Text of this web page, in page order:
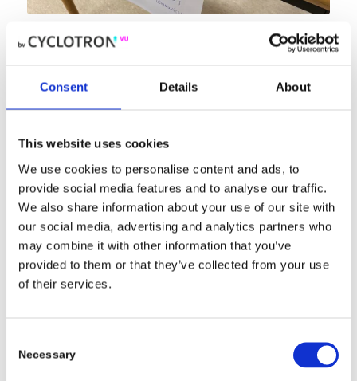
Consent Details About
This website uses cookies
We use cookies to personalise content and ads, to
provide social media features and to analyse our traffic.
We also share information about your use of our site with
our social media, advertising and analytics partners who
may combine it with other information that you’ve
provided to them or that they’ve collected from your use
of their services.
Selection
Necessary
Communications
Lees meer